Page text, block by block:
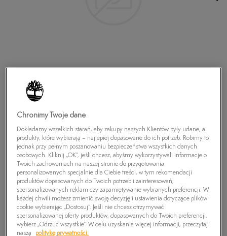
TIMBERLAND CHILLBERG 2STRAP GTX
329,99zł
PRODUKT NIEDOSTĘPNY
Wybierz swój rozmiar, a gdy będzie dostępny, otrzymasz od nas
Chronimy Twoje dane
Dokładamy wszelkich starań, aby zakupy naszych Klientów były udane, a
produkty, które wybierają – najlepiej dopasowane do ich potrzeb. Robimy to
jednak przy pełnym poszanowaniu bezpieczeństwa wszystkich danych
osobowych. Kliknij „OK”, jeśli chcesz, abyśmy wykorzystywali informacje o
Twoich zachowaniach na naszej stronie do przygotowania
personalizowanych specjalnie dla Ciebie treści, w tym rekomendacji
produktów dopasowanych do Twoich potrzeb i zainteresowań,
spersonalizowanych reklam czy zapamiętywanie wybranych preferencji. W
każdej chwili możesz zmienić swoją decyzję i ustawienia dotyczące plików
cookie wybierając „Dostosuj”. Jeśli nie chcesz otrzymywać
spersonalizowanej oferty produktów, dopasowanych do Twoich preferencji,
wybierz „Odrzuć wszystkie”. W celu uzyskania więcej informacji, przeczytaj
naszą
politykę prywatności.